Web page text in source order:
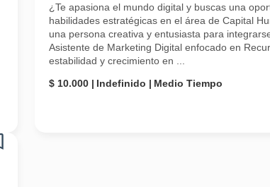
¿Te apasiona el mundo digital y buscas una
habilidades estratégicas en el área de Capital
una persona creativa y entusiasta para
Asistente de Marketing Digital enfocado en
estabilidad y crecimiento en ...
$ 10.000
Indefinido Medio Tiempo